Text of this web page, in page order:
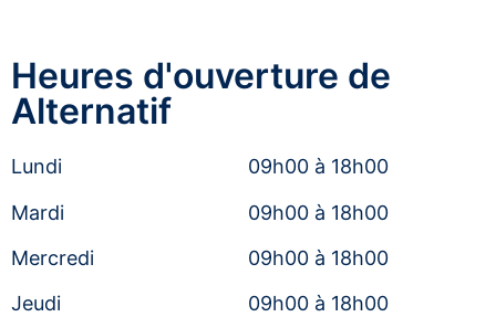
Heures d'ouverture de
Alternatif
Lundi
09h00 à 18h00
Mardi
09h00 à 18h00
Mercredi
09h00 à 18h00
Jeudi
09h00 à 18h00